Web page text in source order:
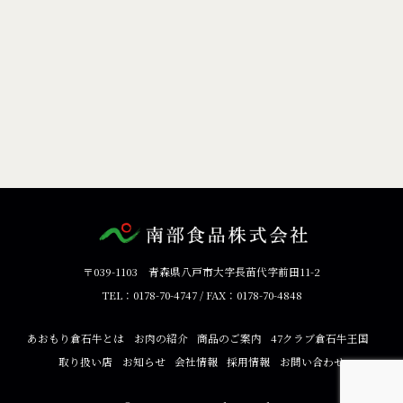
〒039-1103 青森県八戸市大字長苗代字前田11-2
TEL：0178-70-4747 / FAX：0178-70-4848
あおもり倉石牛とは お肉の紹介 商品のご案内
47クラブ倉石牛王国
取り扱い店
お知らせ 会社情報 採用情報 お問い合わせ